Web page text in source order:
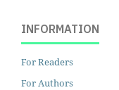
INFORMATION
For Readers
For Authors